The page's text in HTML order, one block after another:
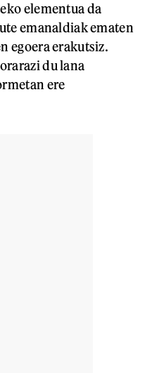
elementua da
emanaldiak ematen
egoera erakutsiz.
du lana
ere